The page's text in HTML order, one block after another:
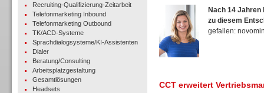
Recruiting-Qualifizierung-Zeitarbeit
Telefonmarketing Inbound
Telefonmarketing Outbound
TK/ACD-Systeme
Sprachdialogsysteme/KI-Assistenten
Dialer
Beratung/Consulting
Arbeitsplatzgestaltung
Gesamtlösungen
Headsets
Nach 14
zu diesem
gefallen:
CCT erweitert